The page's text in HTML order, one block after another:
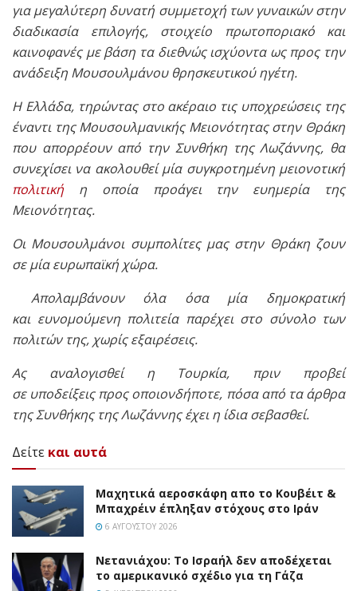
για μεγαλύτερη δυνατή συμμετοχή των γυναικών στην
διαδικασία επιλογής, στοιχείο πρωτοποριακό και
καινοφανές με βάση τα διεθνώς ισχύοντα ως προς την
ανάδειξη Μουσουλμάνου θρησκευτικού ηγέτη.
Η Ελλάδα, τηρώντας στο ακέραιο τις υποχρεώσεις της
έναντι της Μουσουλμανικής Μειονότητας στην Θράκη
που απορρέουν από την Συνθήκη της Λωζάννης, θα
συνεχίσει να ακολουθεί μία συγκροτημένη μειονοτική
πολιτική η οποία προάγει την ευημερία της
Μειονότητας.
Οι Μουσουλμάνοι συμπολίτες μας στην Θράκη ζουν
σε μία ευρωπαϊκή χώρα.
Απολαμβάνουν όλα όσα μία δημοκρατική
και ευνομούμενη πολιτεία παρέχει στο σύνολο των
πολιτών της, χωρίς εξαιρέσεις.
Ας αναλογισθεί η Τουρκία, πριν προβεί
σε υποδείξεις προς οποιονδήποτε, πόσα από τα άρθρα
της Συνθήκης της Λωζάννης έχει η ίδια σεβασθεί.
Δείτε και αυτά
Mαχητικά αεροσκάφη απο το Κουβέιτ &
Μπαχρέιν έπληξαν στόχους στο Ιράν
6 ΑΥΓΟΎΣΤΟΥ 2026
Νετανιάχου: Το Ισραήλ δεν αποδέχεται
το αμερικανικό σχέδιο για τη Γάζα